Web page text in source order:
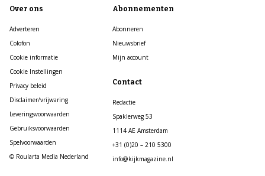
Over ons
Adverteren
Colofon
Cookie informatie
Cookie Instellingen
Privacy beleid
Disclaimer/vrijwaring
Leveringsvoorwaarden
Gebruiksvoorwaarden
Spelvoorwaarden
© Roularta Media Nederland
Abonnementen
Abonneren
Nieuwsbrief
Mijn account
Contact
Redactie
Spaklerweg 53
1114 AE Amsterdam
+31 (0)20 – 210 5300
info@kijkmagazine.nl